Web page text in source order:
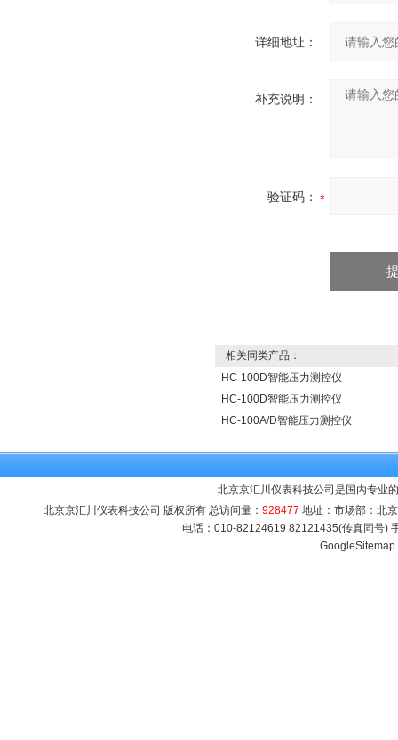
详细地址：
补充说明：
验证码：
相关同类产品：
HC-100D智能压力测控仪
HC-100D智能压力测控仪
HC-100A/D智能压力测控仪
北京京汇川仪表科技公司是国内专业
北京京汇川仪表科技公司 版权所有 总访问量： 928477 地址：市场部：北
电话：010-82124619 82121435(传真同号)
GoogleSitemap